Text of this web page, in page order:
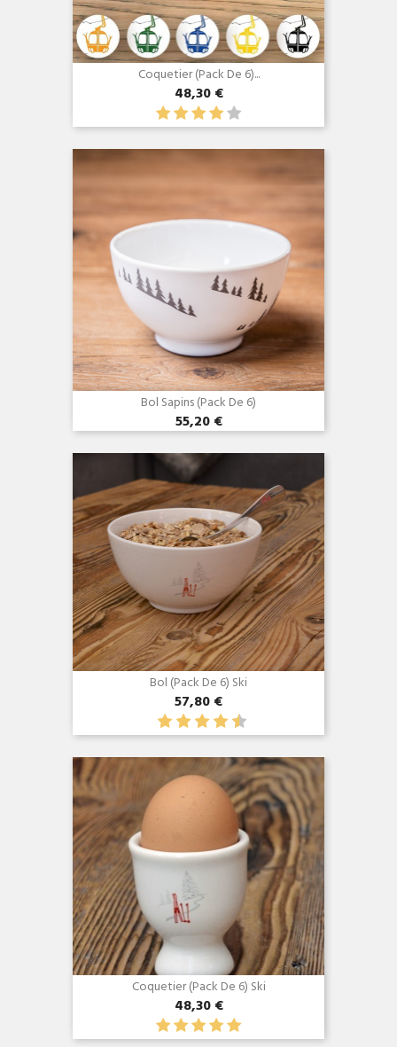
Coquetier (Pack De 6)...
48,30 €
Aperçu rapide
Bol Sapins (Pack De 6)
55,20 €
Aperçu rapide
Bol (Pack De 6) Ski
57,80 €
Aperçu rapide
Coquetier (Pack De 6) Ski
48,30 €
Aperçu rapide